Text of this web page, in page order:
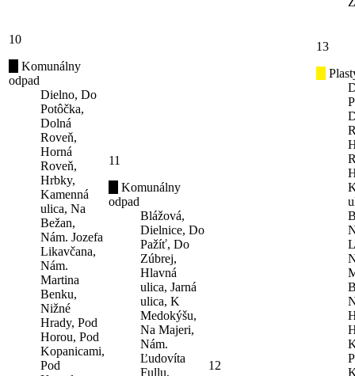
10
Komunálny
odpad
Dielno, Do
Potôčka,
Dolná
Roveň,
Horná
Roveň,
Hrbky,
Kamenná
ulica, Na
Bežan,
Nám. Jozefa
Likavčana,
Nám.
Martina
Benku,
Nižné
Hrady, Pod
Horou, Pod
Kopanicami,
Pod
11
Komunálny
odpad
Blážová,
Dielnice, Do
Pažíť, Do
Zúbrej,
Hlavná
ulica, Jarná
ulica, K
Medokýšu,
Na Majeri,
Nám.
Ľudovíta
Fullu,
12
13